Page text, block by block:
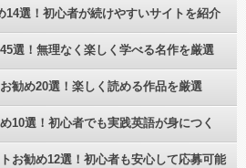
14選！初心者が続けやすいサイトを紹介
選！無理なく楽しく学べる名作を厳選
勧め20選！楽しく読める作品を厳選
10選！初心者でも実践英語が身につく
お勧め12選！初心者も安心して応募可能